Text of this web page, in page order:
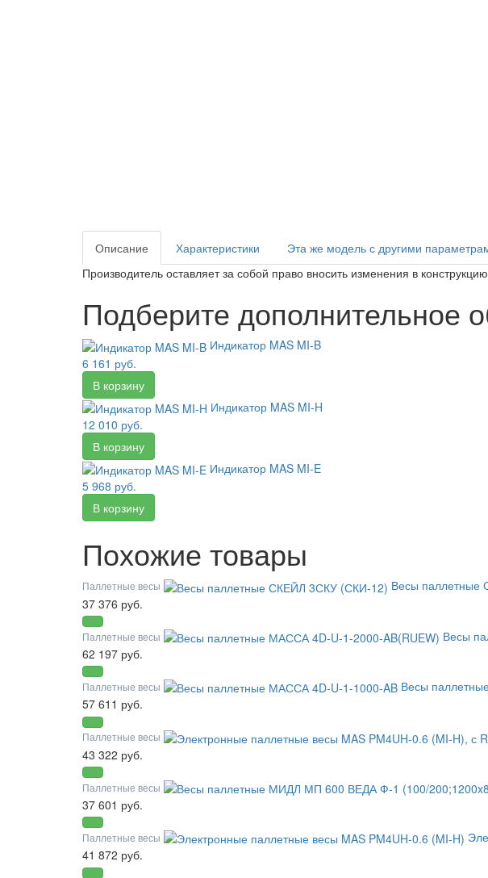
Описание
Характеристики
Эта же модель с другими
Производитель оставляет за собой право вносить изменения в
Подберите дополнительное
Индикатор MAS MI-B
6 161 руб.
Индикатор MAS MI-H
12 010 руб.
Индикатор MAS MI-E
5 968 руб.
Похожие товары
Паллетные весы
Весы
37 376 руб.
Паллетные весы
Весы
62 197 руб.
Паллетные весы
Весы
57 611 руб.
Паллетные весы
43 322 руб.
Паллетные весы
37 601 руб.
Паллетные весы
41 872 руб.